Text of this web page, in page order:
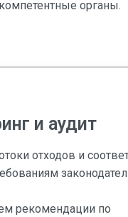
органы.
и аудит
отходов и
рекомендации по